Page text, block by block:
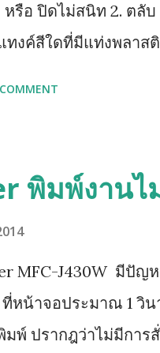
หรือ ปิดไม่สนิท 2. ตลั
ทงค์สีใดที่มีแท่งพลา
LC77 เพราะตัว
พิมพ์งานไ
MFC-J430W มีปัญ
หน้าจอประมาณ 1 วิ
มพ์ ปรากฎว่าไม่มีการ